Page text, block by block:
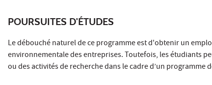
POURSUITES D'ÉTUDES
Le débouché naturel de ce programme est d'obtenir un
environnementale des entreprises. Toutefois, les étudiants
ou des activités de recherche dans le cadre d’un